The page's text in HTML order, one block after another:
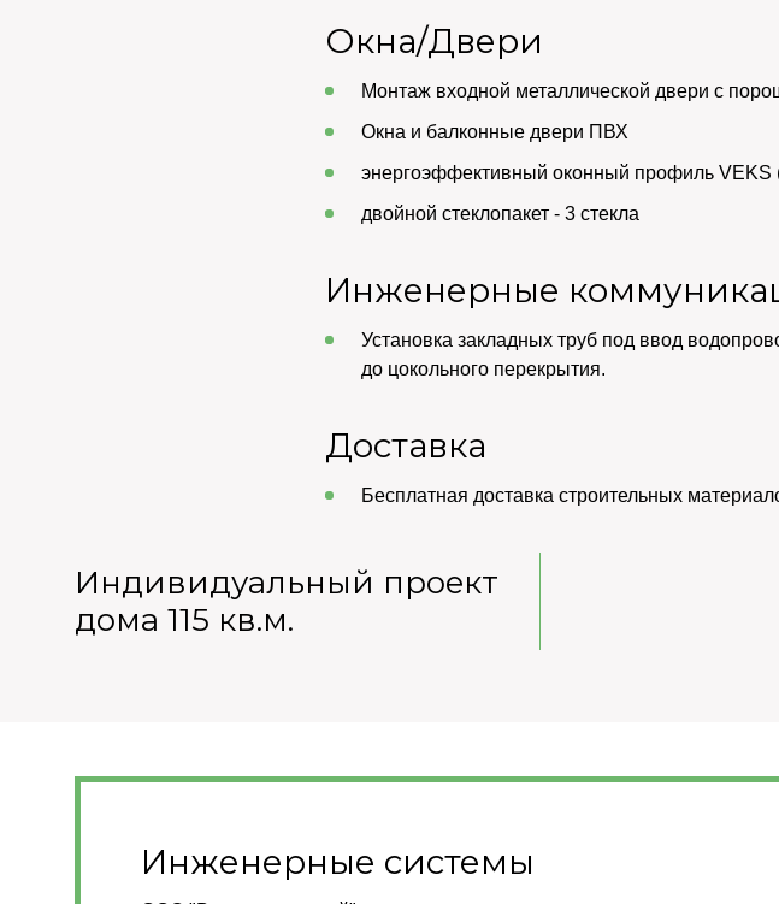
Окна/Двери
Монтаж входной металлической двери с
Окна и балконные двери ПВХ
энергоэффективный оконный профиль VEKS
двойной стеклопакет - 3 стекла
Инженерные
Установка закладных труб под ввод
до цокольного перекрытия.
Доставка
Бесплатная доставка строительных
Индивидуальный проект
дома 115 кв.м.
Инженерные системы